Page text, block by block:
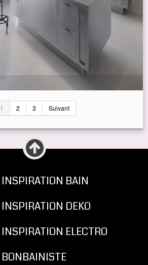
1 2 3 Suivant
INSPIRATION BAIN
INSPIRATION DEKO
INSPIRATION ELECTRO
BONBAINISTE